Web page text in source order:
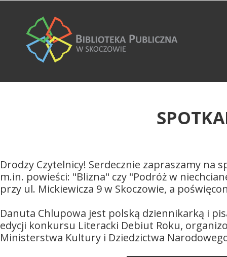
Drodzy Czytelnicy! Serdecznie zapraszamy
m.in. powieści: "Blizna" czy "Podróż w
przy ul. Mickiewicza 9 w Skoczowie, a
Danuta Chlupowa jest polską dziennikarką i
edycji konkursu Literacki Debiut Roku,
Ministerstwa Kultury i Dziedzictwa